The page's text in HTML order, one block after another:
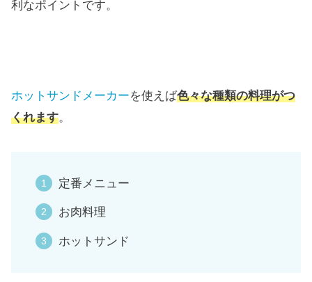
利なポイントです。
ホットサンドメーカーを使えば色々な種類の料理がつ
くれます。
定番メニュー
お肉料理
ホットサンド